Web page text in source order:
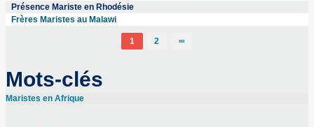
Présence Mariste en Rhodésie
Frères Maristes au Malawi
1 2 ∞
Mots-clés
Maristes en Afrique